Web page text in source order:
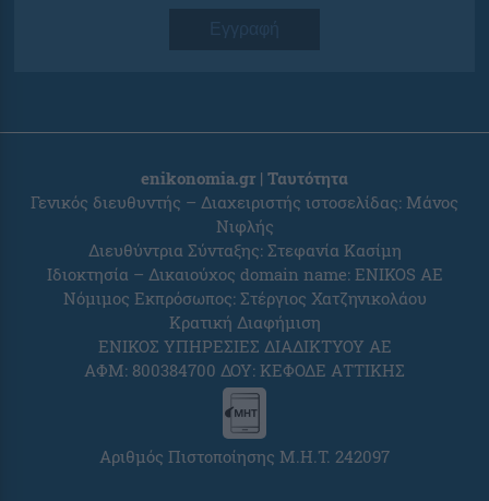
Εγγραφή
enikonomia.gr | Ταυτότητα
Γενικός διευθυντής – Διαχειριστής ιστοσελίδας: Μάνος
Νιφλής
Διευθύντρια Σύνταξης: Στεφανία Κασίμη
Ιδιοκτησία – Δικαιούχος domain name: ENIKOS AE
Νόμιμος Εκπρόσωπος: Στέργιος Χατζηνικολάου
Κρατική Διαφήμιση
ΕΝΙΚΟΣ ΥΠΗΡΕΣΙΕΣ ΔΙΑΔΙΚΤΥΟΥ ΑΕ
ΑΦΜ: 800384700 ΔΟΥ: ΚΕΦΟΔΕ ΑΤΤΙΚΗΣ
Αριθμός Πιστοποίησης Μ.Η.Τ. 242097